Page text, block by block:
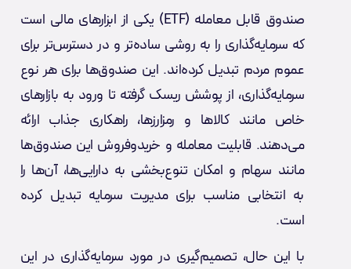
صندوق‌ قابل معامله (ETF) یکی از ابزارهای مالی است
که سرمایه‌گذاری را به روشی ساده‌تر و در دسترس‌تر برای
عموم مردم تبدیل کرده‌اند. این صندوق‌ها برای هر نوع
سرمایه‌گذاری، از پوشش ریسک گرفته تا ورود به بازارهای
خاص مانند کالاها و رمزارزها، راهکاری جذاب ارائه
می‌دهند. قابلیت معامله و خریدو‌فروش این صندوق‌ها
مانند سهام و امکان تنوع‌بخشی به دارایی‌ها، آن‌ها را
به انتخابی مناسب برای مدیریت سرمایه تبدیل کرده
است.
با این حال، تصمیم‌گیری در مورد سرمایه‌گذاری در این